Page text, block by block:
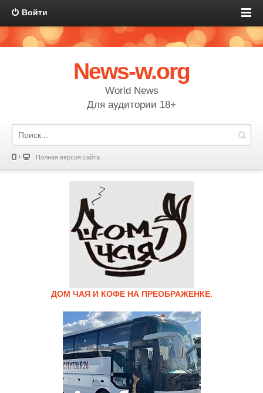
Войти
News-w.org
World News
Для аудитории 18+
Полная версия сайта
ДОМ ЧАЯ И КОФЕ НА ПРЕОБРАЖЕНКЕ.